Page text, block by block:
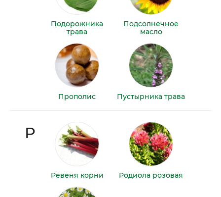
Подорожника
трава
Подсолнечное
масло
Прополис Пустырника трава
Р
Ревеня корни Родиола розовая